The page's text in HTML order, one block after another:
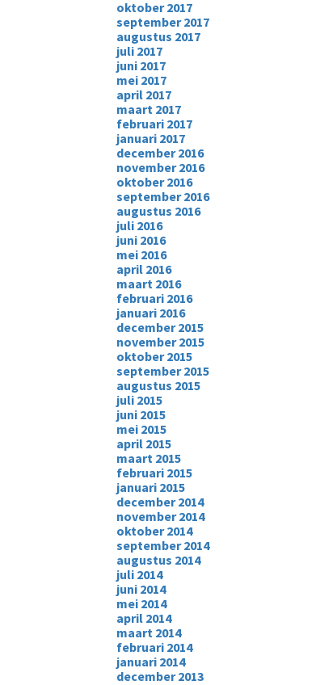
oktober 2017
september 2017
augustus 2017
juli 2017
juni 2017
mei 2017
april 2017
maart 2017
februari 2017
januari 2017
december 2016
november 2016
oktober 2016
september 2016
augustus 2016
juli 2016
juni 2016
mei 2016
april 2016
maart 2016
februari 2016
januari 2016
december 2015
november 2015
oktober 2015
september 2015
augustus 2015
juli 2015
juni 2015
mei 2015
april 2015
maart 2015
februari 2015
januari 2015
december 2014
november 2014
oktober 2014
september 2014
augustus 2014
juli 2014
juni 2014
mei 2014
april 2014
maart 2014
februari 2014
januari 2014
december 2013